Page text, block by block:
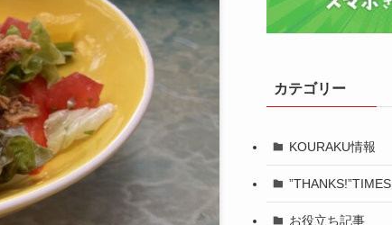
カテゴリー
KOURAKU情報
”THANKS!”TIMES
お役立ち記事